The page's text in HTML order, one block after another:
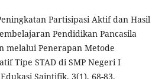
Partisipasi Aktif dan Hasil
Pendidikan Pancasila
melalui Penerapan Metode
Tipe STAD di SMP Negeri I
Saintifik, 3(1), 68-83.